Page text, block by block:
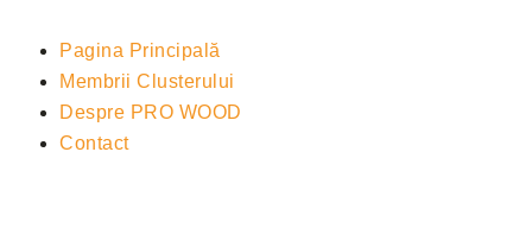
Pagina Principală
Membrii Clusterului
Despre PRO WOOD
Contact